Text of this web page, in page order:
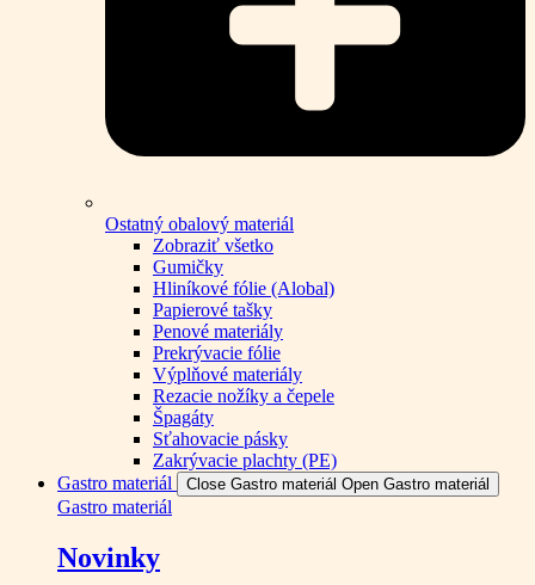
Ostatný obalový materiál
Zobraziť všetko
Gumičky
Hliníkové fólie (Alobal)
Papierové tašky
Penové materiály
Prekrývacie fólie
Výplňové materiály
Rezacie nožíky a čepele
Špagáty
Sťahovacie pásky
Zakrývacie plachty (PE)
Gastro materiál
Close Gastro materiál Open Gastro materiál
Gastro materiál
Novinky